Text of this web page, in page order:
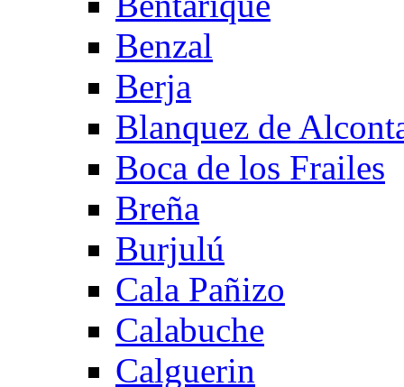
Benzal
Berja
Blanquez de
Boca de los Frailes
Breña
Burjulú
Cala Pañizo
Calabuche
Calguerin